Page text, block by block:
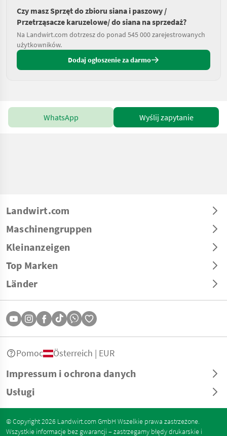
Czy masz Sprzęt do zbioru siana i paszowy /
Przetrząsacze karuzelowe/ do siana na sprzedaż?
Na Landwirt.com dotrzesz do ponad 545 000 zarejestrowanych
użytkowników.
Dodaj ogłoszenie za darmo
WhatsApp Wyślij zapytanie
Landwirt.com
Maschinengruppen
Kleinanzeigen
Top Marken
Länder
Impressum i ochrona danych
Usługi
Pomoc Österreich | EUR
© Copyright 2026 Landwirt.com GmbH Wszelkie prawa zastrzeżone.
Wszystkie informacje bez gwarancji – zastrzegamy błędy drukarskie i